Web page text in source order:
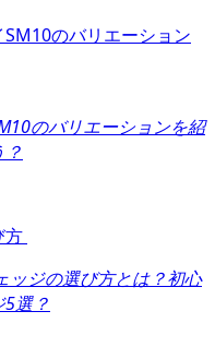
のバリエーションを紹
ッジの選び方とは？初心
選？